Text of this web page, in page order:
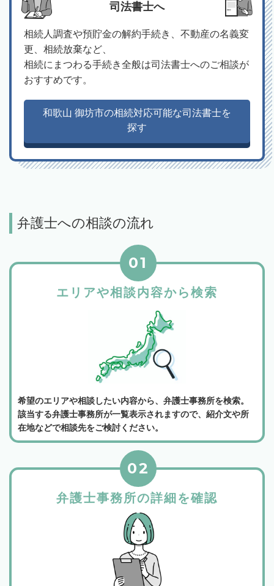
司法書士へ
相続人調査や預貯金の解約手続き、不動産の名義変
更、相続放棄など、
相続にまつわる手続き全般は司法書士へのご相談が
おすすめです。
和歌山 御坊市の相続対応可能な司法書士を
探す
弁護士への相談の流れ
エリアや相談内容から検索
01
希望のエリアや相談したい内容から、弁護士事務所を検索。
該当する弁護士事務所が一覧表示されますので、紹介文や所
在地などで相談先をご検討ください。
弁護士事務所の詳細を確認
02